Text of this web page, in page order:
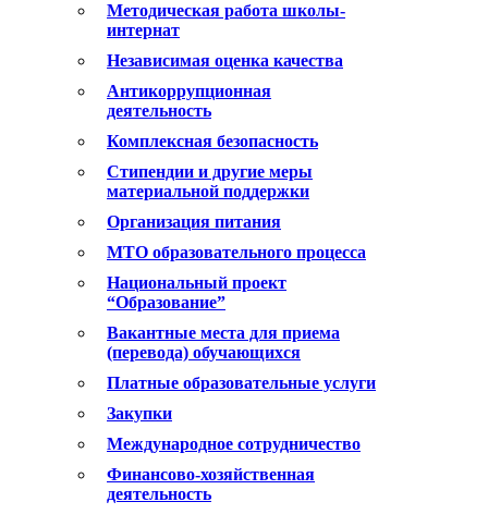
Методическая работа школы-
интернат
Независимая оценка качества
Антикоррупционная
деятельность
Комплексная безопасность
Стипендии и другие меры
материальной поддержки
Организация питания
МТО образовательного процесса
Национальный проект
“Образование”
Вакантные места для приема
(перевода) обучающихся
Платные образовательные услуги
Закупки
Международное сотрудничество
Финансово-хозяйственная
деятельность